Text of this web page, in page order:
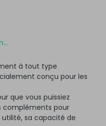
à tout type
conçu pour les
que vous puissiez
compléments pour
sa capacité de